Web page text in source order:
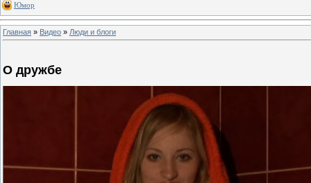
Юмор
Главная » Видео » Люди и блоги
О дружбе